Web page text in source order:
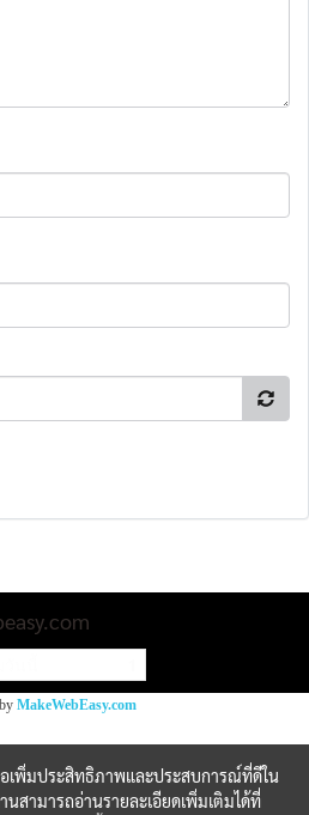
MakeWebEasy.com
อเพิ่มประสิทธิภาพและประสบการณ์ที่ดีใน
นสามารถอ่านรายละเอียดเพิ่มเติมได้ที่